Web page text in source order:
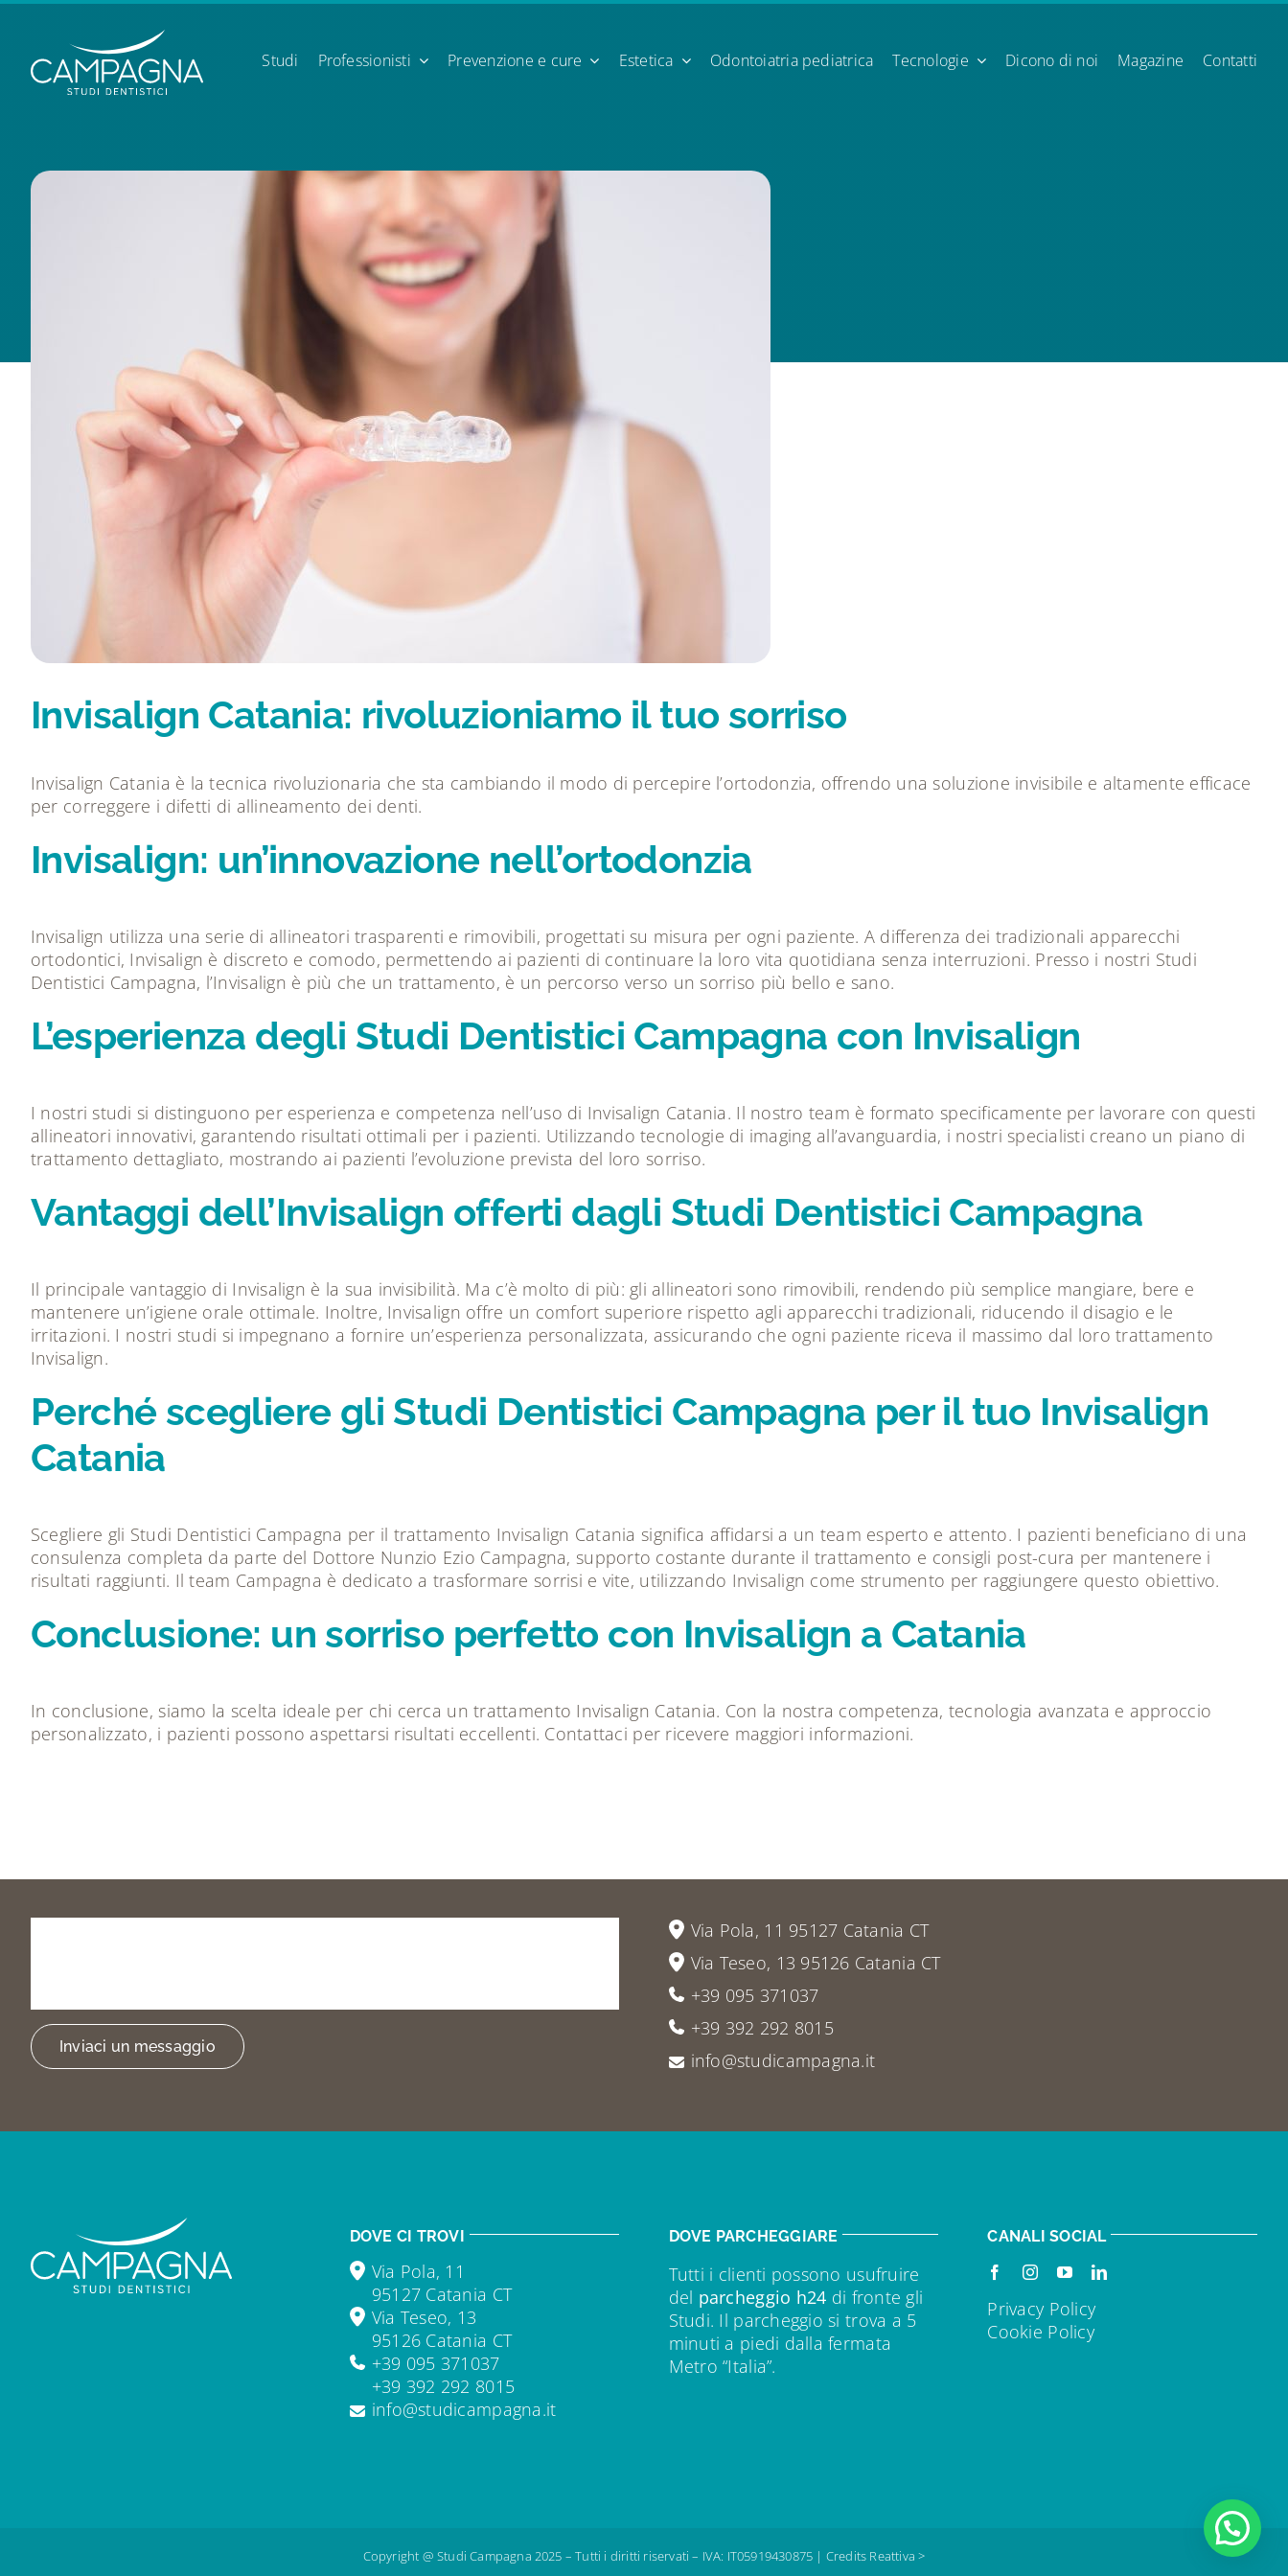
Skip
content
Studi Professionisti Prevenzione e cure Estetica Odontoiatria pediatrica Tecnologie Dicono di noi Magazine Contatti
Invisalign Catania: rivoluzioniamo il tuo sorriso
Invisalign Catania è la tecnica rivoluzionaria che sta cambiando il modo di percepire l’ortodonzia, offrendo una soluzione invisibile e altamente efficace
per correggere i difetti di allineamento dei denti.
Invisalign: un’innovazione nell’ortodonzia
Invisalign utilizza una serie di allineatori trasparenti e rimovibili, progettati su misura per ogni paziente. A differenza dei tradizionali apparecchi
ortodontici, Invisalign è discreto e comodo, permettendo ai pazienti di continuare la loro vita quotidiana senza interruzioni. Presso i nostri Studi
Dentistici Campagna, l’Invisalign è più che un trattamento, è un percorso verso un sorriso più bello e sano.
L’esperienza degli Studi Dentistici Campagna con Invisalign
I nostri studi si distinguono per esperienza e competenza nell’uso di Invisalign Catania. Il nostro team è formato specificamente per lavorare con questi
allineatori innovativi, garantendo risultati ottimali per i pazienti. Utilizzando tecnologie di imaging all’avanguardia, i nostri specialisti creano un piano di
trattamento dettagliato, mostrando ai pazienti l’evoluzione prevista del loro sorriso.
Vantaggi dell’Invisalign offerti dagli Studi Dentistici Campagna
Il principale vantaggio di Invisalign è la sua invisibilità. Ma c’è molto di più: gli allineatori sono rimovibili, rendendo più semplice mangiare, bere e
mantenere un’igiene orale ottimale. Inoltre, Invisalign offre un comfort superiore rispetto agli apparecchi tradizionali, riducendo il disagio e le
irritazioni. I nostri studi si impegnano a fornire un’esperienza personalizzata, assicurando che ogni paziente riceva il massimo dal loro trattamento
Invisalign.
Perché scegliere gli Studi Dentistici Campagna per il tuo Invisalign
Catania
Scegliere gli Studi Dentistici Campagna per il trattamento Invisalign Catania significa affidarsi a un team esperto e attento. I pazienti beneficiano di una
consulenza completa da parte del Dottore Nunzio Ezio Campagna, supporto costante durante il trattamento e consigli post-cura per mantenere i
risultati raggiunti. Il team Campagna è dedicato a trasformare sorrisi e vite, utilizzando Invisalign come strumento per raggiungere questo obiettivo.
Conclusione: un sorriso perfetto con Invisalign a Catania
In conclusione, siamo la scelta ideale per chi cerca un trattamento Invisalign Catania. Con la nostra competenza, tecnologia avanzata e approccio
personalizzato, i pazienti possono aspettarsi risultati eccellenti. Contattaci per ricevere maggiori informazioni.
Inviaci un messaggio
Via Pola, 11 95127 Catania CT
Via Teseo, 13 95126 Catania CT
+39 095 371037
+39 392 292 8015
info@studicampagna.it
DOVE CI TROVI
Via Pola, 11
95127 Catania CT
Via Teseo, 13
95126 Catania CT
+39 095 371037
+39 392 292 8015
info@studicampagna.it
DOVE PARCHEGGIARE
Tutti i clienti possono usufruire
del parcheggio h24 di fronte gli
Studi. Il parcheggio si trova a 5
minuti a piedi dalla fermata
Metro “Italia”.
CANALI SOCIAL
Privacy Policy
Cookie Policy
Copyright @ Studi Campagna 2025 – Tutti i diritti riservati – IVA: IT05919430875 | Credits Reattiva >